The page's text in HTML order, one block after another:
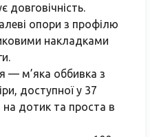
довговічність.
опори з профілю
накладками
— м’яка оббивка з
доступної у 37
дотик та проста в